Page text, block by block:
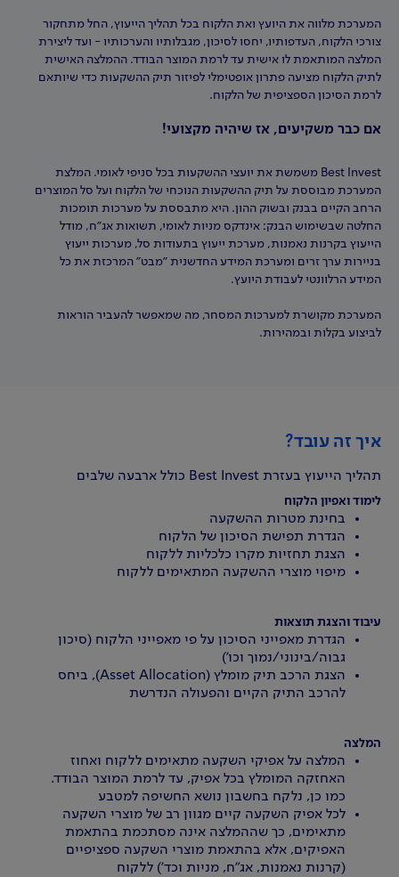
המערכת מלווה את היועץ ואת הלקוח בכל תהליך הייעוץ, החל מתחקור
צורכי הלקוח, העדפותיו, יחסו לסיכון, מגבלותיו והערכותיו - ועד ליצירת
המלצה המותאמת לו אישית עד לרמת המוצר הבודד. ההמלצה האישית
לתיק הלקוח מציעה פתרון אופטימלי לפיזור תיק ההשקעות כדי שיותאם
לרמת הסיכון הספציפית של הלקוח.
אם כבר משקיעים, אז שיהיה מקצועי!
Best Invest משמשת את יועצי ההשקעות בכל סניפי לאומי. המלצת
המערכת מבוססת על תיק ההשקעות הנוכחי של הלקוח ועל סל המוצרים
הרחב הקיים בבנק ובשוק ההון. היא מתבססת על מערכות תומכות
החלטה שבשימוש הבנק: אינדקס מניות לאומי, תשואות אג"ח, מודל
הייעוץ בקרנות נאמנות, מערכת ייעוץ בתעודות סל, מערכות ייעוץ
בניירות ערך זרים ומערכת המידע החדשנית "מבט" המרכזת את כל
המידע הרלוונטי לעבודת היועץ.
המערכת מקושרת למערכות המסחר, מה שמאפשר להעביר הוראות
לביצוע בקלות ובמהירות.
איך זה עובד?
תהליך הייעוץ בעזרת Best Invest כולל ארבעה שלבים
לימוד ואפיון הלקוח
בחינת מטרות ההשקעה
הגדרת תפישת הסיכון של הלקוח
הצגת תחזיות מקרו כלכליות ללקוח
מיפוי מוצרי ההשקעה המתאימים ללקוח
עיבוד והצגת תוצאות
הגדרת מאפייני הסיכון על פי מאפייני הלקוח (סיכון
גבוה/בינוני/נמוך וכו')
הצגת הרכב תיק מומלץ (Asset Allocation), ביחס
להרכב התיק הקיים והפעולה הנדרשת
המלצה
המלצה על אפיקי השקעה מתאימים ללקוח ואחוז
האחזקה המומלץ בכל אפיק, עד לרמת המוצר הבודד.
כמו כן, נלקח בחשבון נושא החשיפה למטבע
לכל אפיק השקעה קיים מגוון רב של מוצרי השקעה
מתאימים, כך שההמלצה אינה מסתכמת בהתאמת
האפיקים, אלא בהתאמת מוצרי השקעה ספציפיים
(קרנות נאמנות, אג"ח, מניות וכד') ללקוח